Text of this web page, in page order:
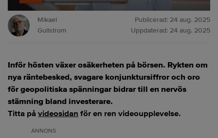
Mikael
Gullstrom
Publicerad: 24 aug. 2025
Uppdaterad: 24 aug. 2025
Inför hösten växer osäkerheten på börsen. Rykten om
nya räntebesked, svagare konjunktursiffror och oro
för geopolitiska spänningar bidrar till en nervös
stämning bland investerare.
Titta på videosidan för en ren videoupplevelse.
ANNONS